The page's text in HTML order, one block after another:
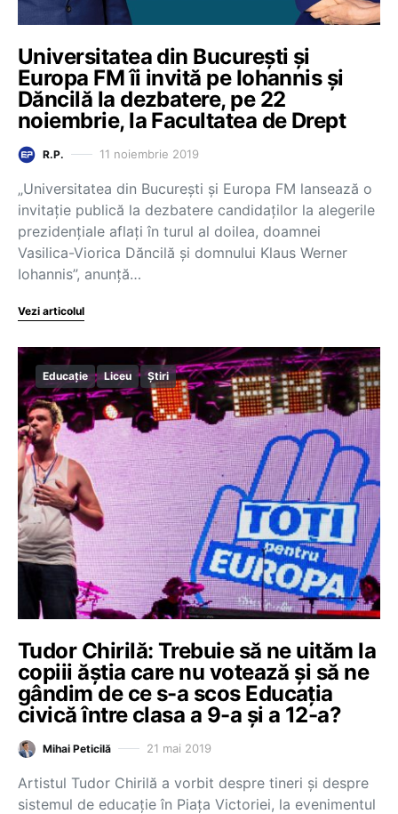
Universitatea din București și
Europa FM îi invită pe Iohannis și
Dăncilă la dezbatere, pe 22
noiembrie, la Facultatea de Drept
R.P. 11 noiembrie 2019
„Universitatea din București și Europa FM lansează o
invitație publică la dezbatere candidaților la alegerile
prezidențiale aflați în turul al doilea, doamnei
Vasilica-Viorica Dăncilă și domnului Klaus Werner
Iohannis”, anunță…
Vezi articolul
Educație Liceu Știri
Tudor Chirilă: Trebuie să ne uităm la
copiii ăștia care nu votează și să ne
gândim de ce s-a scos Educația
civică între clasa a 9-a și a 12-a?
Mihai Peticilă 21 mai 2019
Artistul Tudor Chirilă a vorbit despre tineri și despre
sistemul de educație în Piața Victoriei, la evenimentul